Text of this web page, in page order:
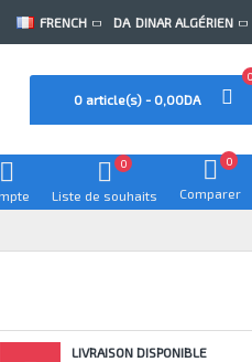
FRENCH DA DINAR ALGÉRIEN
0 article(s) - 0,00DA
Liste de souhaits
0
Comparer
0
LIVRAISON DISPONIBLE